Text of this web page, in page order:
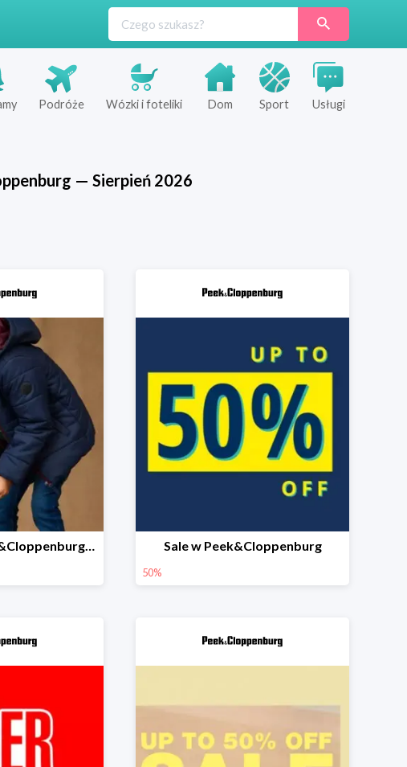
Podróże Wózki i foteliki Dom Sport Usługi
— Sierpień 2026
Final Sale w Peek&Cloppenburg dodatkowy rabat do -20% Sale w Peek&Cloppenburg
50%